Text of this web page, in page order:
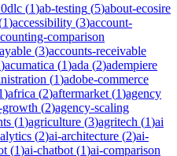
(1)ab-testing (5)about-ecosire
1)accessibility (3)account-
comparison
(3)accounts-receivable
)acumatica (1)ada (2)adempiere
(1)adobe-commerce
)africa (2)aftermarket (1)agency
growth (2)agency-scaling
(1)agriculture (3)agritech (1)ai
(2)ai-architecture (2)ai-
(1)ai-chatbot (1)ai-comparison